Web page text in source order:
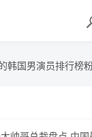
韩国男演员排行榜